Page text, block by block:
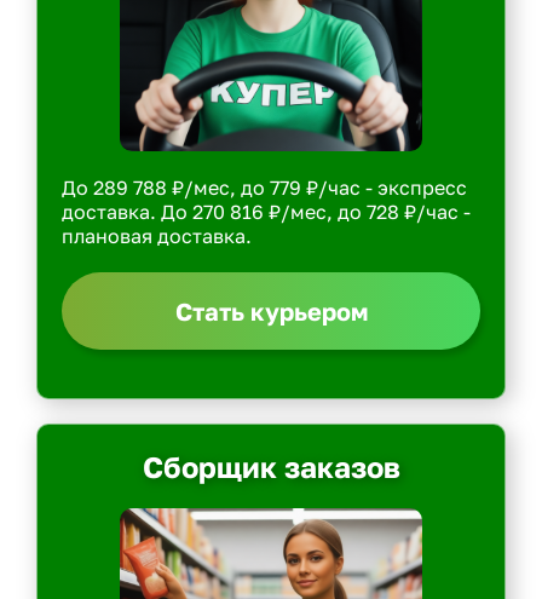
До 289 788 ₽/мес, до 779 ₽/час - экспресс
доставка. До 270 816 ₽/мес, до 728 ₽/час -
плановая доставка.
Стать курьером
Сборщик заказов